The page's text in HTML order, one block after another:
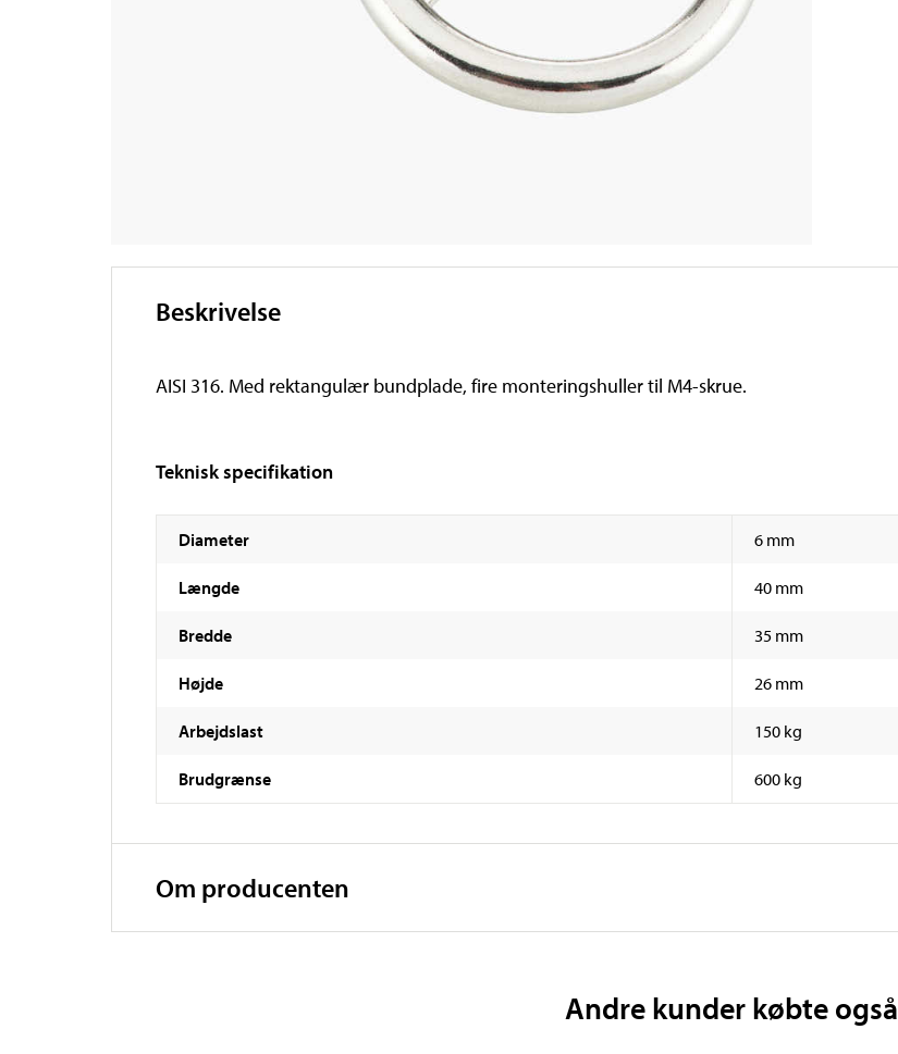
Beskrivelse
AISI 316. Med rektangulær bundplade, fire monteringshuller til M4-skrue.
Teknisk specifikation
Diameter 6 mm
Længde 40 mm
Bredde 35 mm
Højde 26 mm
Arbejdslast 150 kg
Brudgrænse 600 kg
Om producenten
Andre kunder købte også